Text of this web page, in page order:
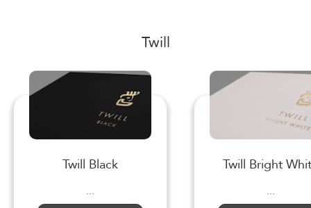
Twill
Twill Black
...
Twill Bright
...